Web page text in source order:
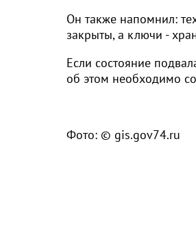
Он также напомнил:
закрыты, а ключи -
Если состояние
об этом необходимо
Фото: © gis.gov74.ru